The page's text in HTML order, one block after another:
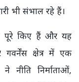
भी संभाल रहे हैं।
पूरे किए हैं और यह
गवर्नेंस क्षेत्र में एक
निर्माताओं,